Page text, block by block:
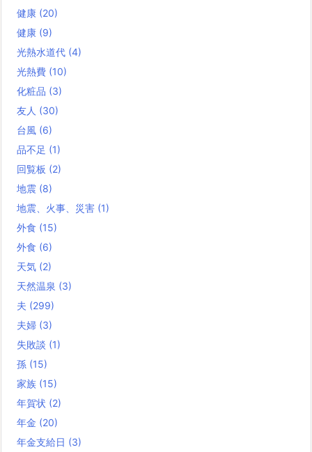
健康 (20)
健康 (9)
光熱水道代 (4)
光熱費 (10)
化粧品 (3)
友人 (30)
台風 (6)
品不足 (1)
回覧板 (2)
地震 (8)
地震、火事、災害 (1)
外食 (15)
外食 (6)
天気 (2)
天然温泉 (3)
夫 (299)
夫婦 (3)
失敗談 (1)
孫 (15)
家族 (15)
年賀状 (2)
年金 (20)
年金支給日 (3)